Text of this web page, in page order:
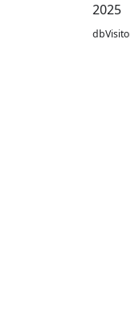
2025